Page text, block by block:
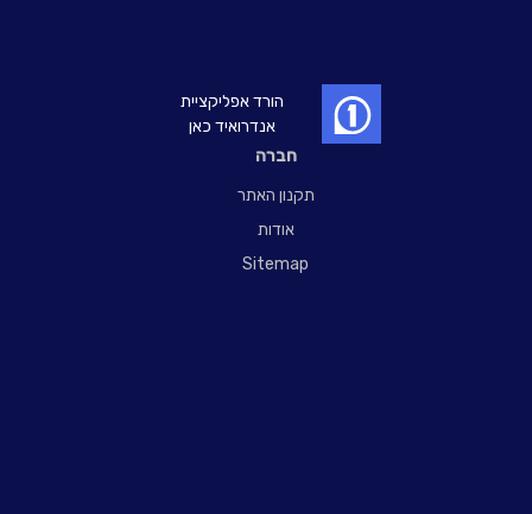
חברה
תקנון האתר
אודות
Sitemap
הורד אפליקציית
אנדרואיד כאן